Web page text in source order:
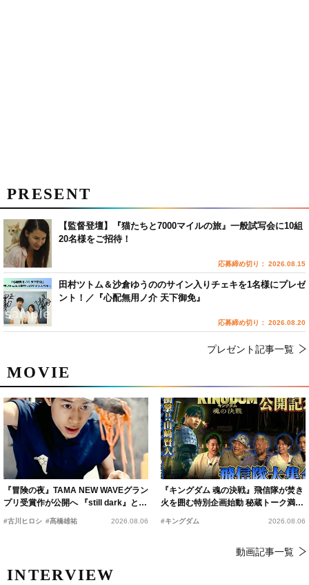
MOVIE
『冒険の夜』TAMA NEW WAVEグラン
プリ受賞作が公開へ 『still dark』と同
時上映決定
#古川ヒロシ #髙橋雄祐 2026.08.06
『キングダム 魂の決戦』飛信隊が焚き
火を囲む特別企画始動 秘蔵トーク満載
の“キングダムキャンプ”開催
#キングダム 2026.08.06
動画記事一覧
INTERVIEW
PRESENT
【監督登壇】『猫たちと7000マイルの旅』一般試写会に10組
20名様をご招待！
応募締め切り： 2026.08.15
田村ツトム＆沙倉ゆうののサイン入りチェキを1名様にプレゼ
ント！／『心配無用ノ介 天下御免』
応募締め切り： 2026.08.20
プレゼント記事一覧